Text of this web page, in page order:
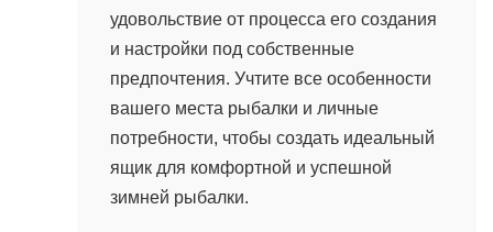
удовольствие от процесса его создания
и настройки под собственные
предпочтения. Учтите все особенности
вашего места рыбалки и личные
потребности, чтобы создать идеальный
ящик для комфортной и успешной
зимней рыбалки.